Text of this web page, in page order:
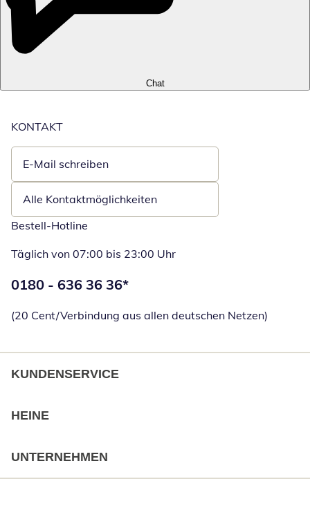
Chat
KONTAKT
E-Mail schreiben
Öffnet E-Mail-Client
Alle Kontaktmöglichkeiten
Bestell-Hotline
Täglich von 07:00 bis 23:00 Uhr
Telefonnummer:
0180 - 636 36 36*
(20 Cent/Verbindung aus allen deutschen Netzen)
KUNDENSERVICE
HEINE
UNTERNEHMEN